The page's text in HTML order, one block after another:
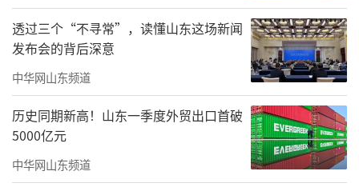
9、县域间公交（客运）全联通
10、持续深化"红色物业"建设
11、持续推进既有住宅加装电梯和电梯更
新
12、持续推动非直供电小区改造
透过三个“不寻常”，读懂山东这场新闻
发布会的背后深意
中华网山东频道
历史同期新高！山东一季度外贸出口首破
5000亿元
中华网山东频道